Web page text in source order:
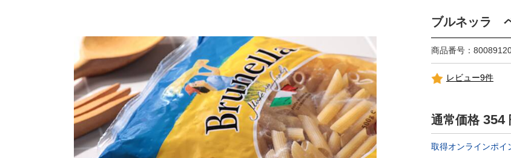
ブルネッラ
商品番号：
レビュー9件
通常価格 354
取得オンラインポイ